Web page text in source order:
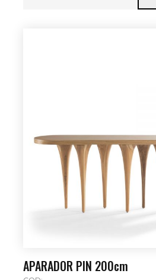
APARADOR PIN 200cm